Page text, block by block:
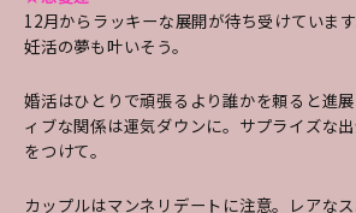
12月からラッキーな展開が待ち受けていま
妊活の夢も叶いそう。
婚活はひとりで頑張るより誰かを頼ると進
ィブな関係は運気ダウンに。サプライズな
をつけて。
カップルはマンネリデートに注意。レアな